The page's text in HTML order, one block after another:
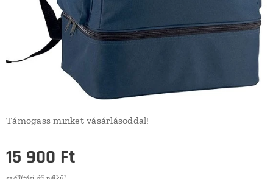
Támogass minket vásárlásoddal!
15 900 Ft